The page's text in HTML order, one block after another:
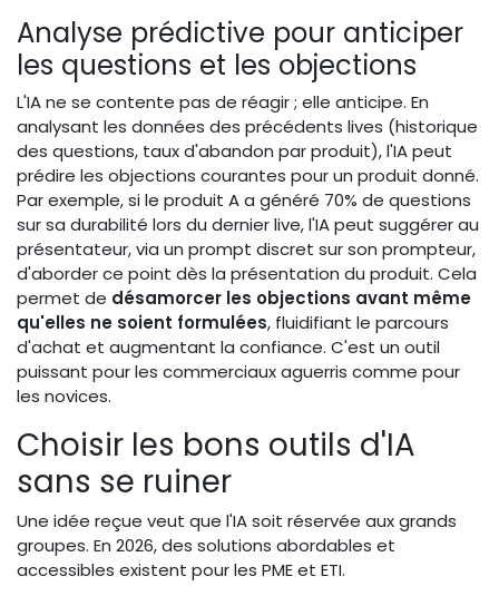
Analyse prédictive pour anticiper
les questions et les objections
L'IA ne se contente pas de réagir ; elle anticipe. En
analysant les données des précédents lives (historique
des questions, taux d'abandon par produit), l'IA peut
prédire les objections courantes pour un produit donné.
Par exemple, si le produit A a généré 70% de questions
sur sa durabilité lors du dernier live, l'IA peut suggérer au
présentateur, via un prompt discret sur son prompteur,
d'aborder ce point dès la présentation du produit. Cela
permet de désamorcer les objections avant même
qu'elles ne soient formulées, fluidifiant le parcours
d'achat et augmentant la confiance. C'est un outil
puissant pour les commerciaux aguerris comme pour
les novices.
Choisir les bons outils d'IA
sans se ruiner
Une idée reçue veut que l'IA soit réservée aux grands
groupes. En 2026, des solutions abordables et
accessibles existent pour les PME et ETI.